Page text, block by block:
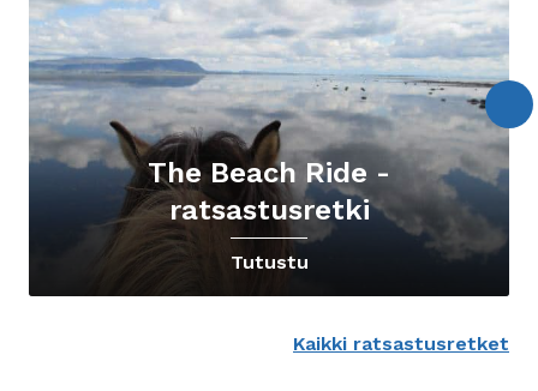
The Beach Ride -
ratsastusretki
Tutustu
Kaikki ratsastusretket